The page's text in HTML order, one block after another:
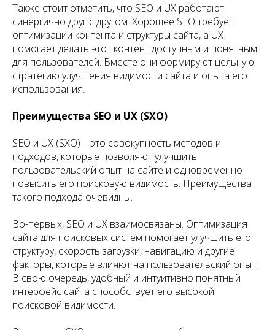
Также стоит отметить, что SEO и UX работают
синергично друг с другом. Хорошее SEO требует
оптимизации контента и структуры сайта, а UX
помогает делать этот контент доступным и понятным
для пользователей. Вместе они формируют цельную
стратегию улучшения видимости сайта и опыта его
использования.
Преимущества SEO и UX (SXO)
SEO и UX (SXO) – это совокупность методов и
подходов, которые позволяют улучшить
пользовательский опыт на сайте и одновременно
повысить его поисковую видимость. Преимущества
такого подхода очевидны.
Во-первых, SEO и UX взаимосвязаны. Оптимизация
сайта для поисковых систем помогает улучшить его
структуру, скорость загрузки, навигацию и другие
факторы, которые влияют на пользовательский опыт.
В свою очередь, удобный и интуитивно понятный
интерфейс сайта способствует его высокой
поисковой видимости.